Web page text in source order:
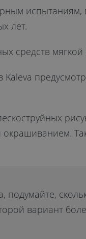
лет.
средств
подумайте,
вариант